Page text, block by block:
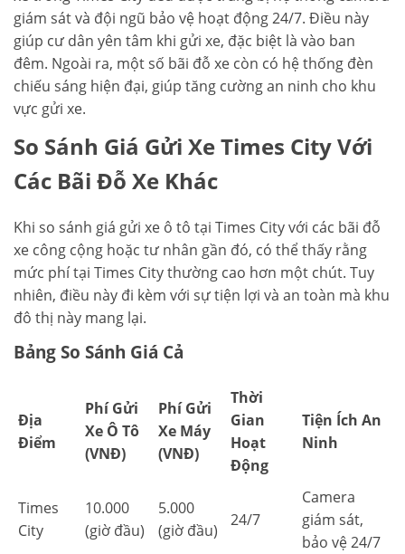
giám sát và đội ngũ bảo vệ hoạt động 24/7. Điều này
giúp cư dân yên tâm khi gửi xe, đặc biệt là vào ban
đêm. Ngoài ra, một số bãi đỗ xe còn có hệ thống đèn
chiếu sáng hiện đại, giúp tăng cường an ninh cho khu
vực gửi xe.
So Sánh Giá Gửi Xe Times City Với
Các Bãi Đỗ Xe Khác
Khi so sánh giá gửi xe ô tô tại Times City với các bãi đỗ
xe công cộng hoặc tư nhân gần đó, có thể thấy rằng
mức phí tại Times City thường cao hơn một chút. Tuy
nhiên, điều này đi kèm với sự tiện lợi và an toàn mà khu
đô thị này mang lại.
Bảng So Sánh Giá Cả
Địa
Điểm
Phí Gửi
Xe Ô Tô
(VNĐ)
Phí Gửi
Xe Máy
(VNĐ)
Thời
Gian
Hoạt
Động
Tiện Ích An
Ninh
Times
City
10.000
(giờ đầu)
5.000
(giờ đầu)
24/7
Camera
giám sát,
bảo vệ 24/7